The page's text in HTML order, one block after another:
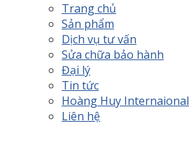
Trang chủ
Sản phẩm
Dịch vụ tư vấn
Sửa chữa bảo hành
Đại lý
Tin tức
Hoàng Huy Internaional
Liên hệ